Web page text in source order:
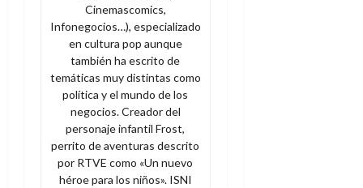
Cinemascomics,
Infonegocios…), especializado
en cultura pop aunque
también ha escrito de
temáticas muy distintas como
política y el mundo de los
negocios. Creador del
personaje infantil Frost,
perrito de aventuras descrito
por RTVE como «Un nuevo
héroe para los niños». ISNI